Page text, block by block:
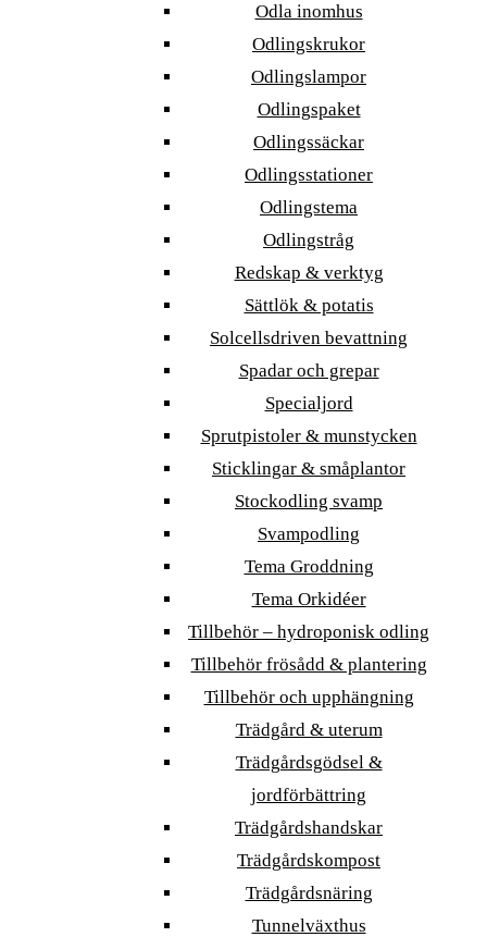
Odla inomhus
Odlingskrukor
Odlingslampor
Odlingspaket
Odlingssäckar
Odlingsstationer
Odlingstema
Odlingstråg
Redskap & verktyg
Sättlök & potatis
Solcellsdriven bevattning
Spadar och grepar
Specialjord
Sprutpistoler & munstycken
Sticklingar & småplantor
Stockodling svamp
Svampodling
Tema Groddning
Tema Orkidéer
Tillbehör – hydroponisk odling
Tillbehör frösådd & plantering
Tillbehör och upphängning
Trädgård & uterum
Trädgårdsgödsel &
jordförbättring
Trädgårdshandskar
Trädgårdskompost
Trädgårdsnäring
Tunnelväxthus